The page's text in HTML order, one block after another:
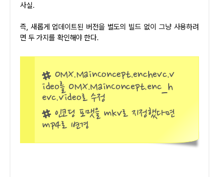
사실.
즉, 새롭게 업데이트된 버전을 별도의 빌드 없이 그냥 사용하려
면 두 가지를 확인해야 한다.
OMX.MainConcept.enchevc.v
ideo를 OMX.MainConcept.enc_h
evc.video로 수정
인코딩 포맷을 mkv로 지정했다면
mp4로 변경